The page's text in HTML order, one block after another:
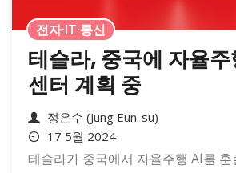
전자·IT·통신
테슬라, 중국에 자율
센터 계획 중
정은수 (Jung Eun-su)
17 5월 2024
테슬라가 중국에서 자율주행 AI를